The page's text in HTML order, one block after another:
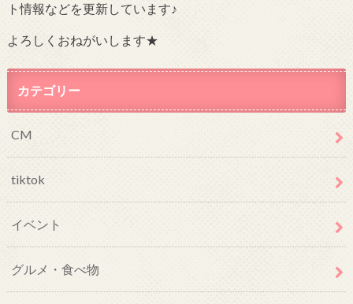
ト情報などを更新しています♪
よろしくおねがいします★
カテゴリー
CM
tiktok
イベント
グルメ・食べ物